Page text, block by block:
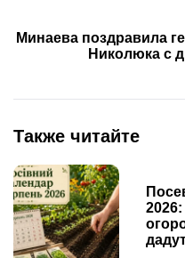
Минаева поздравила
Николюка с
Также читайте